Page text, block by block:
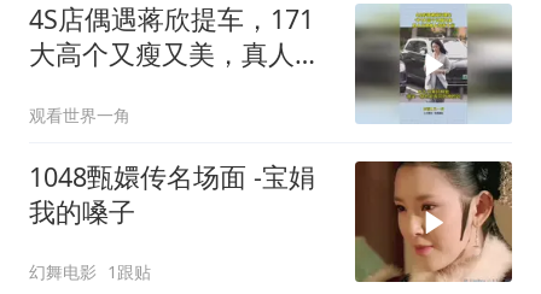
4S店偶遇蒋欣提车，171
大高个又瘦又美，真人比
观看世界一角
1048甄嬛传名场面 -宝娟
我的嗓子
幻舞电影 1跟贴